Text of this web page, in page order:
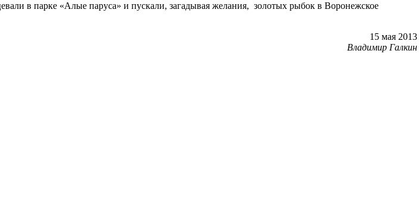
в парке «Алые паруса» и пускали, загадывая желания, золотых рыбок в Воронежское
15 мая 2013
Владимир Галкин